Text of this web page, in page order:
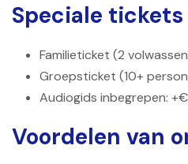
Speciale tickets
Familieticket (2
Groepsticket (10+
Audiogids inbegrepen:
Voordelen van